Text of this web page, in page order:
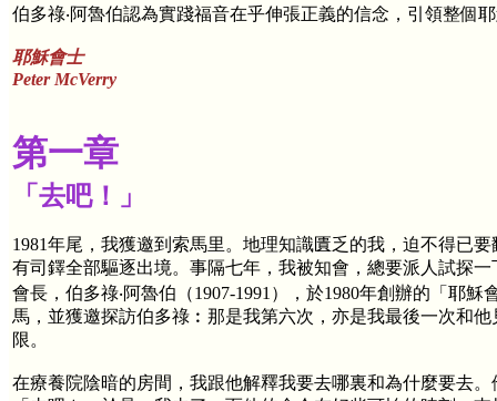
伯多祿‧阿魯伯認為實踐福音在乎伸張正義的信念，引領整個
耶穌會士
Peter McVerry
第一章
「去吧！」
1981年尾，我獲邀到索馬里。地理知識匱乏的我，迫不得已
有司鐸全部驅逐出境。事隔七年，我被知會，總要派人試探
會長，伯多祿‧阿魯伯（1907-1991），於1980年創辦的「耶
馬，並獲邀探訪伯多祿︰那是我第六次，亦是我最後一次和
限。
在療養院陰暗的房間，我跟他解釋我要去哪裏和為什麼要去